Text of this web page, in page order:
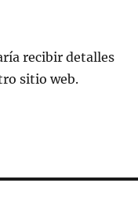
recibir detalles
sitio web.